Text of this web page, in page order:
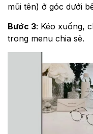
mũi tên) ở góc dưới
Bước 3: Kéo xuống,
trong menu chia sẻ.